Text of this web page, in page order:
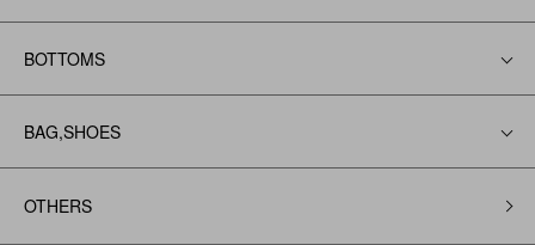
BOTTOMS
BAG,SHOES
OTHERS